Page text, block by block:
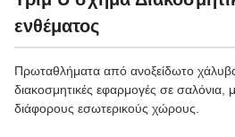
ενθέματος
Πρωταθλήματα από ανοξείδωτο
διακοσμητικές εφαρμογές σε σαλόνια,
διάφορους εσωτερικούς χώρους.